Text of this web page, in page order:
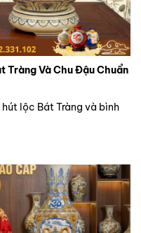
Tràng Và Chu Đậu Chuẩn
lộc Bát Tràng và bình